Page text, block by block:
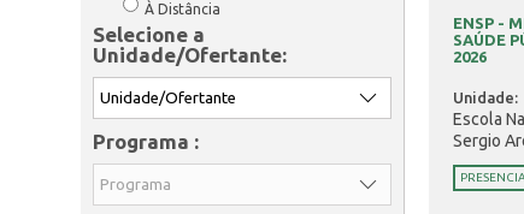
À Distância
Selecione a
Unidade/Ofertante:
Programa :
ENSP -
SAÚDE
2026
Unidade:
Escola
Sergio